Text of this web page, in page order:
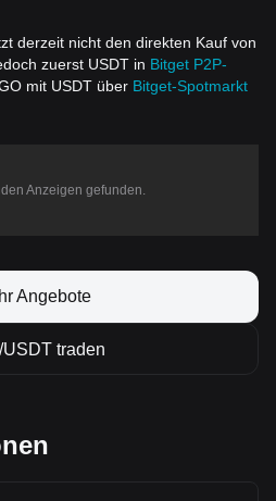
derzeit nicht den direkten Kauf von
zuerst USDT in Bitget P2P-
mit USDT über Bitget-Spotmarkt
Anzeigen gefunden.
Angebote
USDT traden